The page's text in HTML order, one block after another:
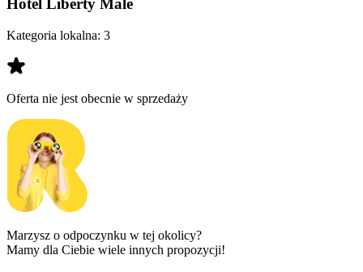
Hotel Liberty Male
Kategoria lokalna: 3
Oferta nie jest obecnie w sprzedaży
Marzysz o odpoczynku w tej okolicy?
Mamy dla Ciebie wiele innych propozycji!